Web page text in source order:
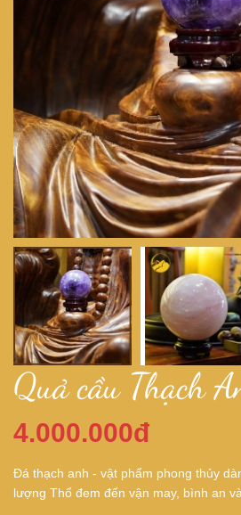
Quả cầu Thạch
4.000.000đ
Đá thạch anh - vật phẩm phong thủy
lượng Thổ đem đến vận may, bình an